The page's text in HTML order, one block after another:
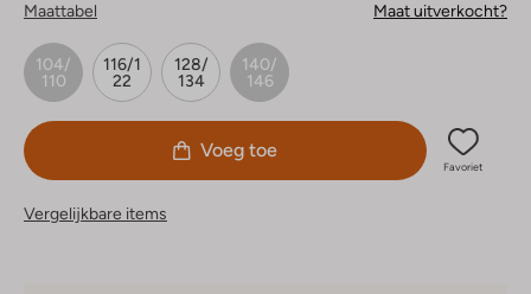
Maattabel Maat uitverkocht?
104/
110
116/1
22
128/
134
140/
146
Voeg toe
Favoriet
Vergelijkbare items